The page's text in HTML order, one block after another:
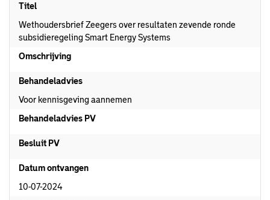
Titel
Wethoudersbrief Zeegers over resultaten zevende ronde
subsidieregeling Smart Energy Systems
Omschrijving
Behandeladvies
Voor kennisgeving aannemen
Behandeladvies PV
Besluit PV
Datum ontvangen
10-07-2024